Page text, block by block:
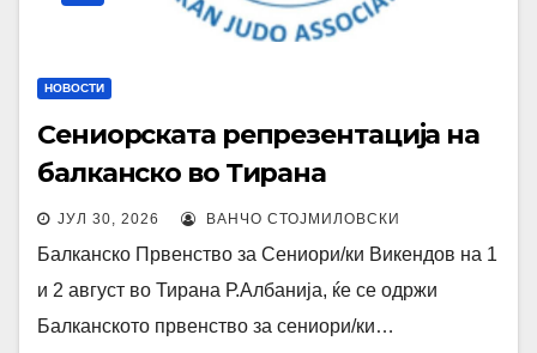
НОВОСТИ
Сениорската репрезентација на
балканско во Тирана
ЈУЛ 30, 2026 ВАНЧО СТОЈМИЛОВСКИ
Балканско Првенство за Сениори/ки Викендов на 1
и 2 август во Тирана Р.Албанија, ќе се одржи
Балканското првенство за сениори/ки…